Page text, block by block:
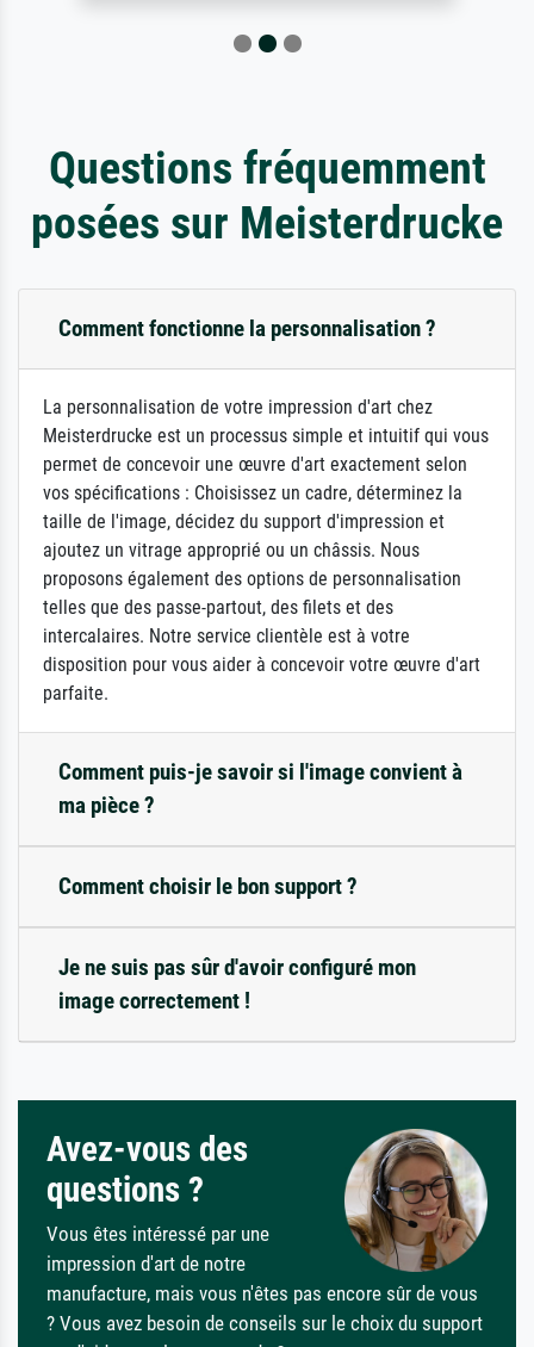
Questions fréquemment
posées sur Meisterdrucke
Comment fonctionne la personnalisation ?
La personnalisation de votre impression d'art chez
Meisterdrucke est un processus simple et intuitif qui vous
permet de concevoir une œuvre d'art exactement selon
vos spécifications : Choisissez un cadre, déterminez la
taille de l'image, décidez du support d'impression et
ajoutez un vitrage approprié ou un châssis. Nous
proposons également des options de personnalisation
telles que des passe-partout, des filets et des
intercalaires. Notre service clientèle est à votre
disposition pour vous aider à concevoir votre œuvre d'art
parfaite.
Comment puis-je savoir si l'image convient à
ma pièce ?
Comment choisir le bon support ?
Je ne suis pas sûr d'avoir configuré mon
image correctement !
Avez-vous des
questions ?
Vous êtes intéressé par une
impression d'art de notre
manufacture, mais vous n'êtes pas encore sûr de vous
? Vous avez besoin de conseils sur le choix du support